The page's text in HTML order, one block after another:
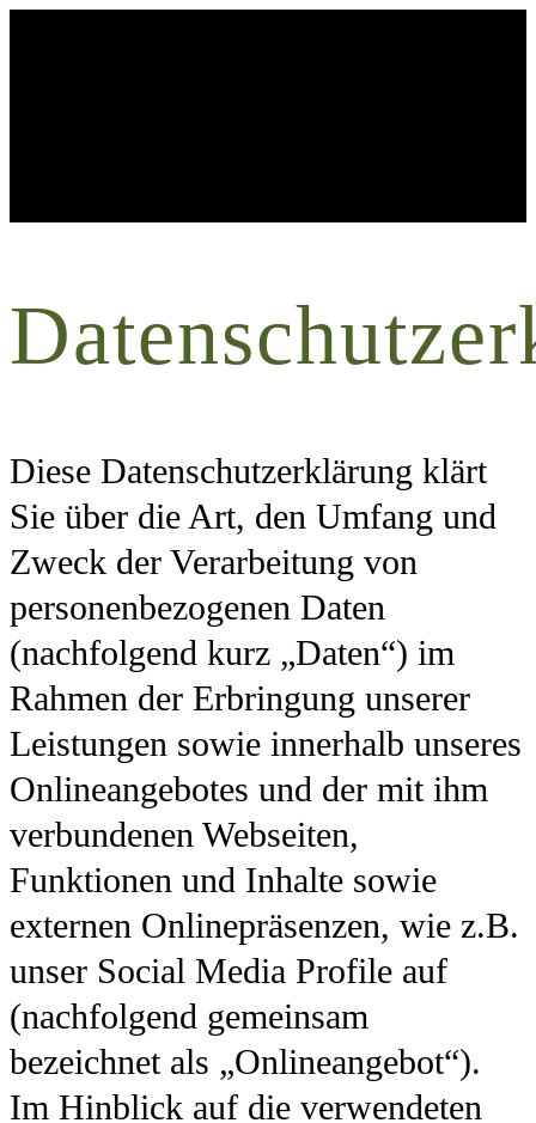
Diese Datenschutzerklärung klärt
Sie über die Art, den Umfang und
Zweck der Verarbeitung von
personenbezogenen Daten
(nachfolgend kurz „Daten“) im
Rahmen der Erbringung unserer
Leistungen sowie innerhalb unseres
Onlineangebotes und der mit ihm
verbundenen Webseiten,
Funktionen und Inhalte sowie
externen Onlinepräsenzen, wie z.B.
unser Social Media Profile auf
(nachfolgend gemeinsam
bezeichnet als „Onlineangebot“).
Im Hinblick auf die verwendeten